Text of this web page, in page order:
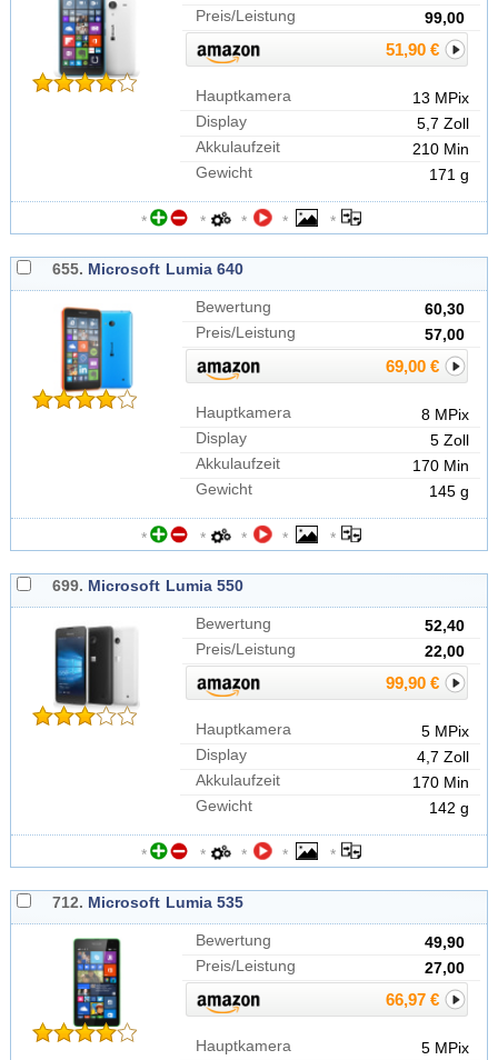
Preis/Leistung
99,00
51,90 €
Hauptkamera
13 MPix
Display
5,7 Zoll
Akkulaufzeit
210 Min
Gewicht
171 g
* * * * *
655. Microsoft Lumia 640
Bewertung
60,30
Preis/Leistung
57,00
69,00 €
Hauptkamera
8 MPix
Display
5 Zoll
Akkulaufzeit
170 Min
Gewicht
145 g
* * * * *
699. Microsoft Lumia 550
Bewertung
52,40
Preis/Leistung
22,00
99,90 €
Hauptkamera
5 MPix
Display
4,7 Zoll
Akkulaufzeit
170 Min
Gewicht
142 g
* * * * *
712. Microsoft Lumia 535
Bewertung
49,90
Preis/Leistung
27,00
66,97 €
Hauptkamera
5 MPix